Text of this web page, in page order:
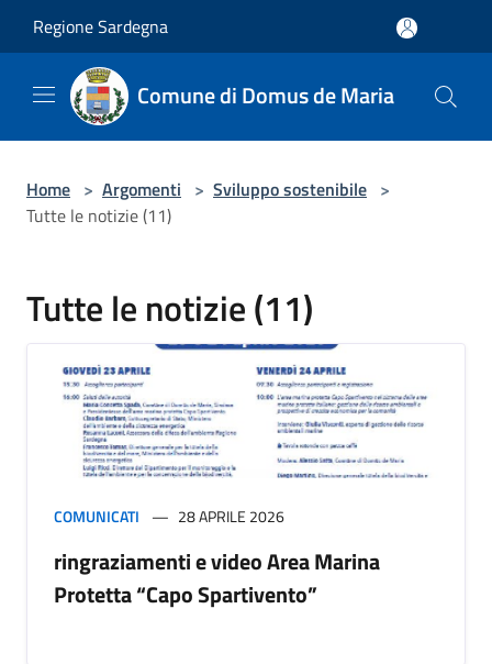
Regione Sardegna
Comune di Domus de Maria
Home > Argomenti > Sviluppo sostenibile >
Tutte le notizie (11)
Tutte le notizie (11)
COMUNICATI 28 APRILE 2026
ringraziamenti e video Area Marina
Protetta “Capo Spartivento”